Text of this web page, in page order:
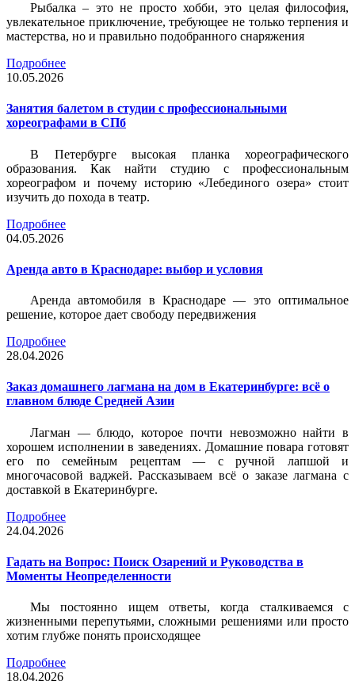
Рыбалка – это не просто хобби, это целая философия,
увлекательное приключение, требующее не только терпения и
мастерства, но и правильно подобранного снаряжения
Подробнее
10.05.2026
Занятия балетом в студии с профессиональными
хореографами в СПб
В Петербурге высокая планка хореографического
образования. Как найти студию с профессиональным
хореографом и почему историю «Лебединого озера» стоит
изучить до похода в театр.
Подробнее
04.05.2026
Аренда авто в Краснодаре: выбор и условия
Аренда автомобиля в Краснодаре — это оптимальное
решение, которое дает свободу передвижения
Подробнее
28.04.2026
Заказ домашнего лагмана на дом в Екатеринбурге: всё о
главном блюде Средней Азии
Лагман — блюдо, которое почти невозможно найти в
хорошем исполнении в заведениях. Домашние повара готовят
его по семейным рецептам — с ручной лапшой и
многочасовой ваджей. Рассказываем всё о заказе лагмана с
доставкой в Екатеринбурге.
Подробнее
24.04.2026
Гадать на Вопрос: Поиск Озарений и Руководства в
Моменты Неопределенности
Мы постоянно ищем ответы, когда сталкиваемся с
жизненными перепутьями, сложными решениями или просто
хотим глубже понять происходящее
Подробнее
18.04.2026